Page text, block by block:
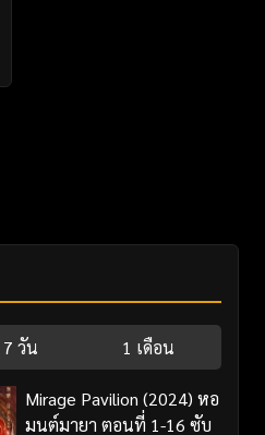
7 วัน 1 เดือน
Mirage Pavilion (2024) หอ
มนต์มายา ตอนที่ 1-16 ซับ